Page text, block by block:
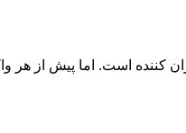
است. اما پیش از هر